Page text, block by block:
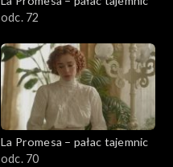
odc. 72
La Promesa – pałac tajemnic
odc. 70